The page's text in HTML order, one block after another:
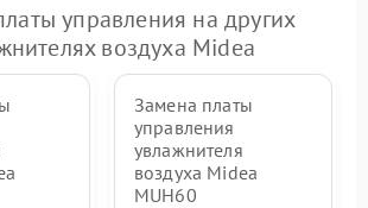
управления на других
воздуха Midea
Замена платы
управления
увлажнителя
воздуха Midea
MUH60